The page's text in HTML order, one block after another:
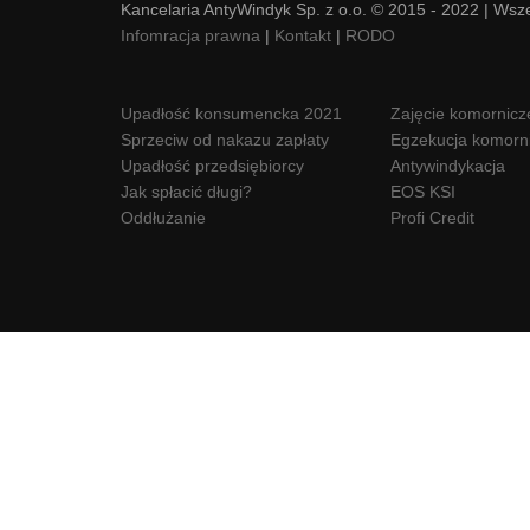
Kancelaria AntyWindyk Sp. z o.o. © 2015 - 2022 |
Infomracja prawna | Kontakt | RODO
Upadłość konsumencka 2021
Sprzeciw od nakazu zapłaty
Upadłość przedsiębiorcy
Jak spłacić długi?
Oddłużanie
Zajęcie
Egzekucja
Antywindykacja
EOS KSI
Profi Credit